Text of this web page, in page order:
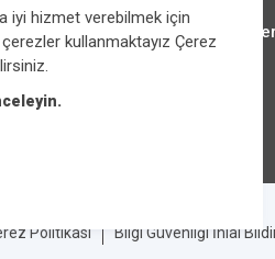
Politikası Bilgi Güvenliği İhlal
iyi hizmet verebilmek için
kullanmaktayız Çerez